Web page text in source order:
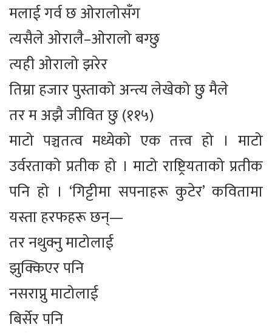
मलाई गर्व छ ओरालोसँग
त्यसैले ओरालै–ओरालो बग्छु
त्यही ओरालो झरेर
तिम्रा हजार पुस्ताको अन्त्य लेखेको छु मैले
तर म अझै जीवित छु (११५)
माटो पञ्चतत्व मध्येको एक तत्त्व हो । माटो
उर्वरताको प्रतीक हो । माटो राष्ट्रियताको प्रतीक
पनि हो । ‘गिट्टीमा सपनाहरू कुटेर’ कवितामा
यस्ता हरफहरू छन्—
तर नथुक्नु माटोलाई
झुक्किएर पनि
नसराप्नु माटोलाई
बिर्सेर पनि